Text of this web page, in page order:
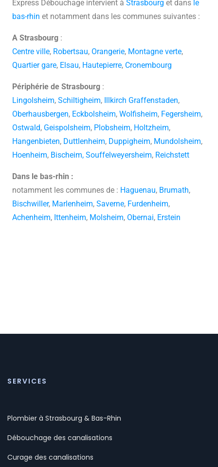
Express Débouchage intervient à Strasbourg et dans le
bas-rhin et notamment dans les communes suivantes :
A Strasbourg :
Centre ville, Robertsau, Orangerie, Montagne verte,
Quartier gare, Elsau, Hautepierre, Cronembourg
Périphérie de Strasbourg :
Lingolsheim, Schiltigheim, Illkirch Graffenstaden,
Oberhausbergen, Eckbolsheim, Wolfisheim, Fegersheim,
Ostwald, Geispolsheim, Plobsheim, Holtzheim,
Hangenbieten, Duttlenheim, Duppigheim, Mundolsheim,
Hoenheim, Bischeim, Souffelweyersheim, Reichstett
Dans le bas-rhin :
notamment les communes de : Haguenau, Brumath,
Bischwiller, Marlenheim, Saverne, Furdenheim,
Achenheim, Ittenheim, Molsheim, Obernai, Erstein
SERVICES
Plombier à Strasbourg & Bas-Rhin
Débouchage des canalisations
Curage des canalisations